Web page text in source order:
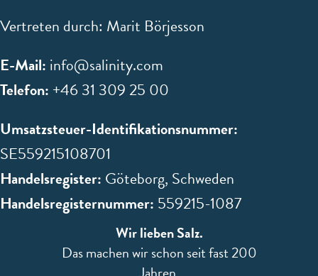
Vertreten durch: Marit Börjesson
E-Mail: info@salinity.com
Telefon: +46 31 309 25 00
Umsatzsteuer-Identifikationsnummer:
SE559215108701
Handelsregister: Göteborg, Schweden
Handelsregisternummer: 559215-1087
Wir lieben Salz.
Das machen wir schon seit fast 200